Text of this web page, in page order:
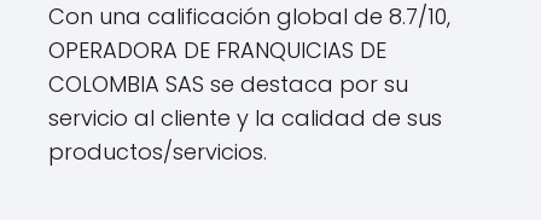
Con una calificación global de 8.7/10,
OPERADORA DE FRANQUICIAS DE
COLOMBIA SAS se destaca por su
servicio al cliente y la calidad de sus
productos/servicios.